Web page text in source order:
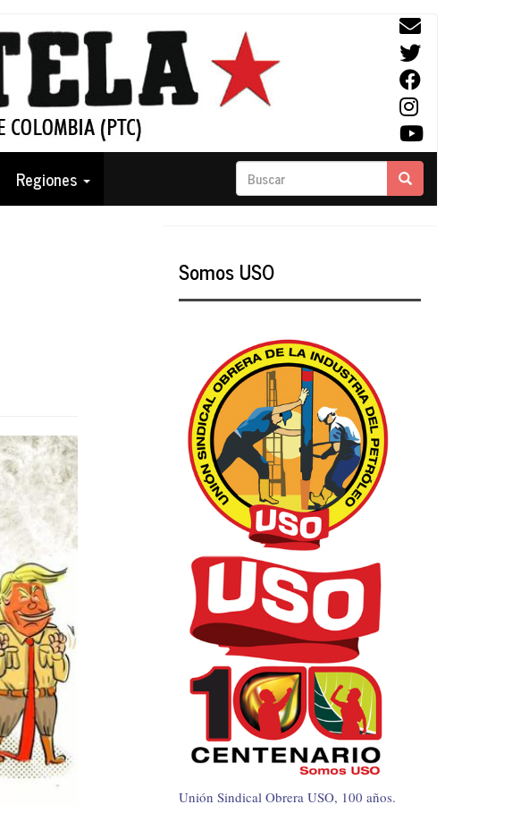
Regiones Buscar Buscar
Somos USO
Unión Sindical Obrera USO, 100 años.